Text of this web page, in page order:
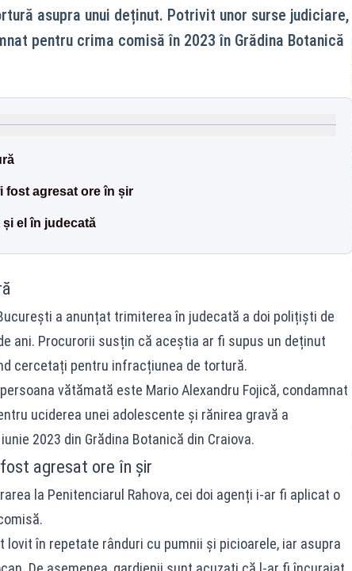
asupra unui deținut. Potrivit unor surse judiciare,
pentru crima comisă în 2023 în Grădina Botanică
fost agresat ore în șir
el în judecată
a anunțat trimiterea în judecată a doi polițiști de
ani. Procurorii susțin că aceștia ar fi supus un deținut
cercetați pentru infracțiunea de tortură.
vătămată este Mario Alexandru Fojică, condamnat
uciderea unei adolescente și rănirea gravă a
2023 din Grădina Botanică din Craiova.
agresat ore în șir
la Penitenciarul Rahova, cei doi agenți i-ar fi aplicat o
în repetate rânduri cu pumnii și picioarele, iar asupra